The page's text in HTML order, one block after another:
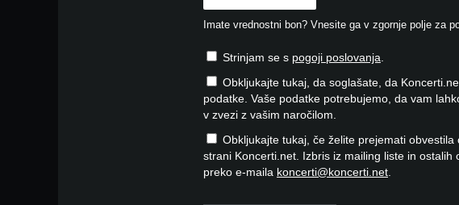
Imate vrednostni bon? Vnesite ga v zgornje polje za
Strinjam se s pogoji poslovanja
Obkljukajte tukaj, da soglašate, da
podatke. Vaše podatke potrebujemo, da vam
v zvezi z vašim naročilom.
Obkljukajte tukaj, če želite prejemati
strani Koncerti.net. Izbris iz mailing liste in
preko e-maila koncerti@koncerti.net